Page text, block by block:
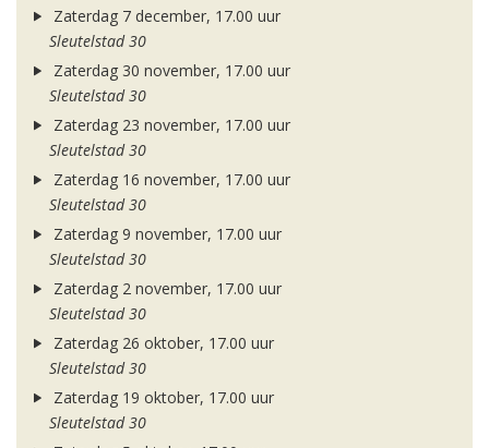
Zaterdag 7 december, 17.00 uur
Sleutelstad 30
Zaterdag 30 november, 17.00 uur
Sleutelstad 30
Zaterdag 23 november, 17.00 uur
Sleutelstad 30
Zaterdag 16 november, 17.00 uur
Sleutelstad 30
Zaterdag 9 november, 17.00 uur
Sleutelstad 30
Zaterdag 2 november, 17.00 uur
Sleutelstad 30
Zaterdag 26 oktober, 17.00 uur
Sleutelstad 30
Zaterdag 19 oktober, 17.00 uur
Sleutelstad 30